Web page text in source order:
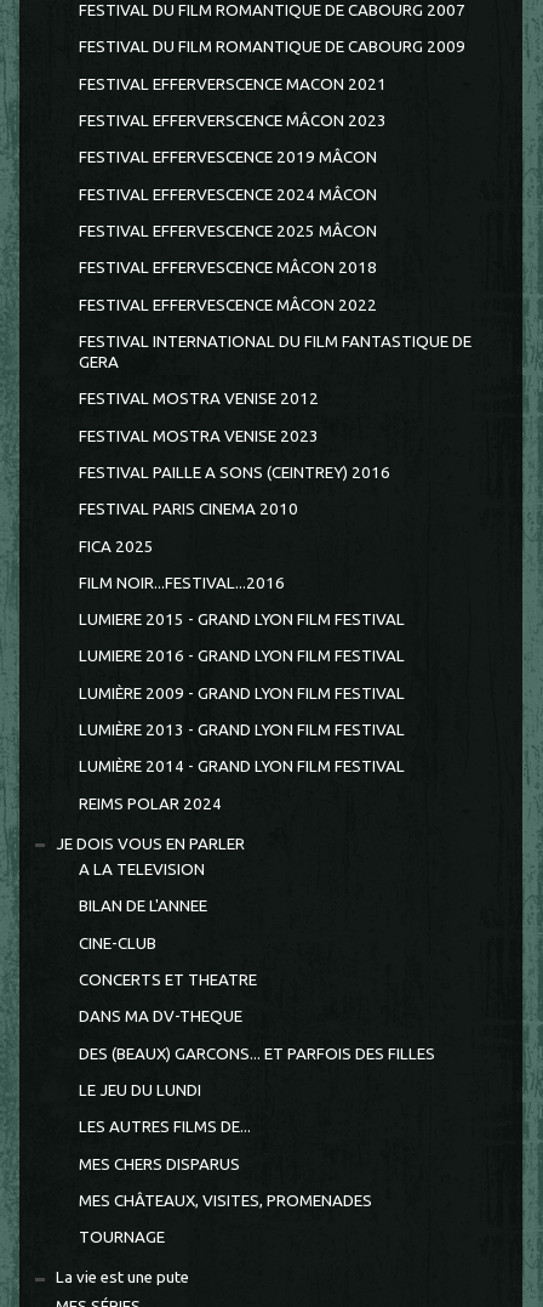
FESTIVAL DU FILM ROMANTIQUE DE CABOURG 2007
FESTIVAL DU FILM ROMANTIQUE DE CABOURG 2009
FESTIVAL EFFERVERSCENCE MACON 2021
FESTIVAL EFFERVERSCENCE MÂCON 2023
FESTIVAL EFFERVESCENCE 2019 MÂCON
FESTIVAL EFFERVESCENCE 2024 MÂCON
FESTIVAL EFFERVESCENCE 2025 MÂCON
FESTIVAL EFFERVESCENCE MÂCON 2018
FESTIVAL EFFERVESCENCE MÂCON 2022
FESTIVAL INTERNATIONAL DU FILM FANTASTIQUE DE
GERA
FESTIVAL MOSTRA VENISE 2012
FESTIVAL MOSTRA VENISE 2023
FESTIVAL PAILLE A SONS (CEINTREY) 2016
FESTIVAL PARIS CINEMA 2010
FICA 2025
FILM NOIR...FESTIVAL...2016
LUMIERE 2015 - GRAND LYON FILM FESTIVAL
LUMIERE 2016 - GRAND LYON FILM FESTIVAL
LUMIÈRE 2009 - GRAND LYON FILM FESTIVAL
LUMIÈRE 2013 - GRAND LYON FILM FESTIVAL
LUMIÈRE 2014 - GRAND LYON FILM FESTIVAL
REIMS POLAR 2024
JE DOIS VOUS EN PARLER
A LA TELEVISION
BILAN DE L'ANNEE
CINE-CLUB
CONCERTS ET THEATRE
DANS MA DV-THEQUE
DES (BEAUX) GARCONS... ET PARFOIS DES FILLES
LE JEU DU LUNDI
LES AUTRES FILMS DE...
MES CHERS DISPARUS
MES CHÂTEAUX, VISITES, PROMENADES
TOURNAGE
La vie est une pute